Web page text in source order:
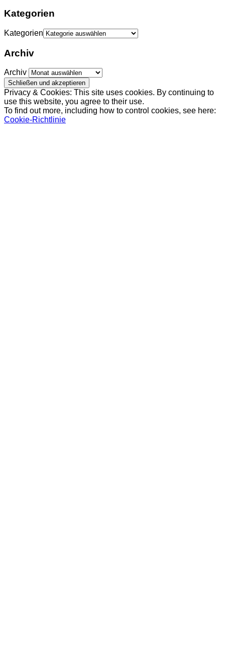
Kategorien
Kategorien
Archiv
Archiv
Privacy & Cookies: This site uses cookies. By continuing to
use this website, you agree to their use.
To find out more, including how to control cookies, see here:
Cookie-Richtlinie